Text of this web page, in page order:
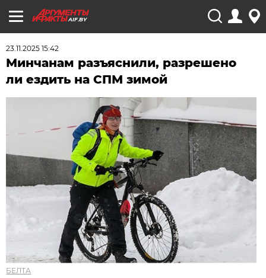
AIF.BY
23.11.2025 15:42
Минчанам разъяснили, разрешено
ли ездить на СПМ зимой
БЕЛТА